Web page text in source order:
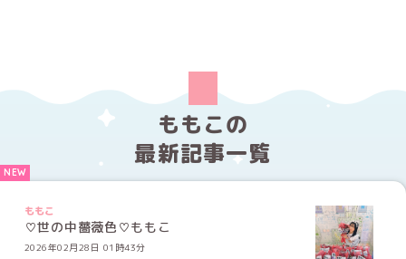
ももこの
最新記事一覧
ももこ
♡世の中薔薇色♡ももこ
2026年02月28日 01時43分